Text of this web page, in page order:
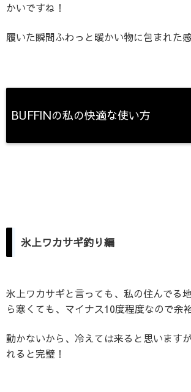
かいですね！
履いた瞬間ふわっと暖かい物に包まれた
BUFFINの私の快適な使い方
氷上ワカサギ釣り編
氷上ワカサギと言っても、私の住んでる
ら寒くても、マイナス10度程度なので余
動かないから、冷えては来ると思います
れると完璧！